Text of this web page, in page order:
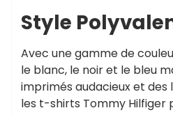
Style
Avec une gamme de
le blanc, le noir et le bleu
imprimés audacieux et
les t-shirts Tommy Hilfiger